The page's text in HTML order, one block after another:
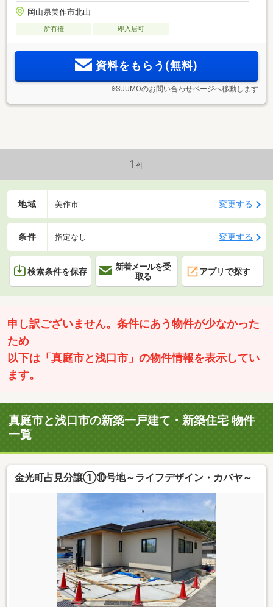
岡山県美作市北山
所有権 即入居可
資料をもらう(無料)
※SUUMOのお問い合わせページへ移動します
1 件
地域 美作市 変更する
条件 指定なし 変更する
検索条件を保存
新着メールを受
取る
アプリで探す
申し訳ございません。条件にあう物件が少なかった
ため
以下は「真庭市と浅口市」の物件情報を表示してい
ます。
真庭市と浅口市の新築一戸建て・新築住宅 物件
一覧
金光町占見分譲①⑩号地～ライフデザイン・カバヤ～